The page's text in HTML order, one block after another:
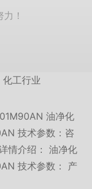
！
工行业
油净化
技术参数：咨
情介绍： 油净化
技术参数： 产